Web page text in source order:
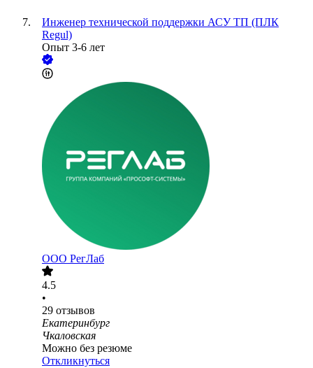
Инженер технической поддержки АСУ ТП (ПЛК
Regul)
Опыт 3-6 лет
ООО РегЛаб
4.5
•
29 отзывов
Екатеринбург
Чкаловская
Можно без резюме
Откликнуться